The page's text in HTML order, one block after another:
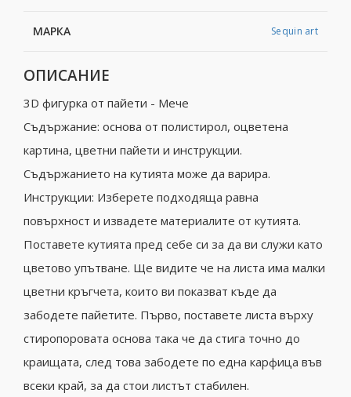
МАРКА Sequin art
ОПИСАНИЕ
3D фигурка от пайети - Мече
Съдържание: основа от полистирол, оцветена
картина, цветни пайети и инструкции.
Съдържанието на кутията може да варира.
Инструкции: Изберете подходяща равна
повърхност и извадете материалите от кутията.
Поставете кутията пред себе си за да ви служи като
цветово упътване. Ще видите че на листа има малки
цветни кръгчета, които ви показват къде да
забодете пайетите. Първо, поставете листа върху
стиропоровата основа така че да стига точно до
краищата, след това забодете по една карфица във
всеки край, за да стои листът стабилен.